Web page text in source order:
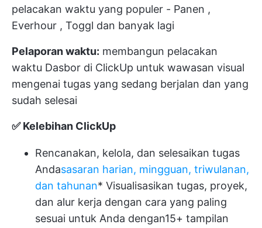
pelacakan waktu yang populer - Panen ,
Everhour , Toggl dan banyak lagi
Pelaporan waktu: membangun pelacakan
waktu Dasbor di ClickUp untuk wawasan visual
mengenai tugas yang sedang berjalan dan yang
sudah selesai
✅ Kelebihan ClickUp
Rencanakan, kelola, dan selesaikan tugas
Andasasaran harian, mingguan, triwulanan,
dan tahunan* Visualisasikan tugas, proyek,
dan alur kerja dengan cara yang paling
sesuai untuk Anda dengan15+ tampilan